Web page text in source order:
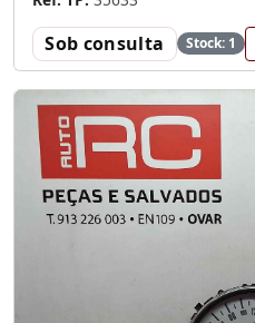
Sob consulta Stock: 1